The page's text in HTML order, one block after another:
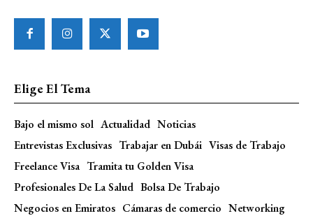
Elige El Tema
Bajo el mismo sol Actualidad Noticias
Entrevistas Exclusivas Trabajar en Dubái Visas de Trabajo
Freelance Visa Tramita tu Golden Visa
Profesionales De La Salud Bolsa De Trabajo
Negocios en Emiratos Cámaras de comercio Networking